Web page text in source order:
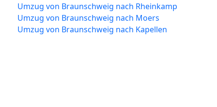
Umzug von Braunschweig nach Rheinkamp
Umzug von Braunschweig nach Moers
Umzug von Braunschweig nach Kapellen